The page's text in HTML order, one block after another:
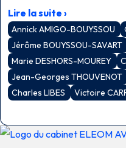
réunions de travail et
Lire la suite ›
Annick AMIGO-BOUYSSOU
Jérôme BOUYSSOU-SAVART
Marie DESHORS-MOUREY
Jean-Georges THOUVENOT
Charles LIBES
Victoire